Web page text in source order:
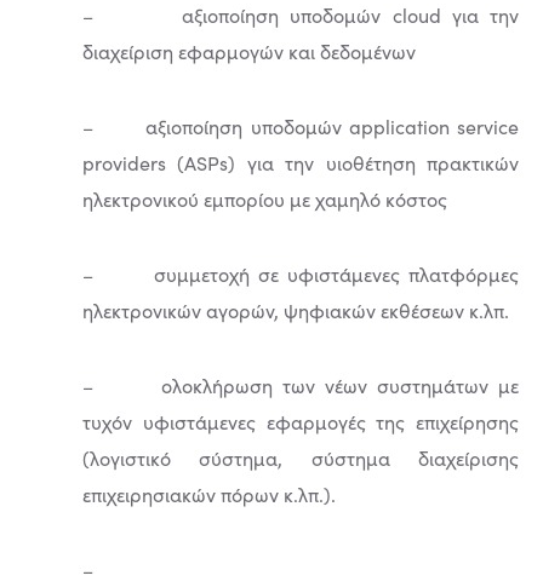
– αξιοποίηση υποδομών cloud για την
διαχείριση εφαρμογών και δεδομένων
– αξιοποίηση υποδομών application service
providers (ASPs) για την υιοθέτηση πρακτικών
ηλεκτρονικού εμπορίου με χαμηλό κόστος
– συμμετοχή σε υφιστάμενες πλατφόρμες
ηλεκτρονικών αγορών, ψηφιακών εκθέσεων κ.λπ.
– ολοκλήρωση των νέων συστημάτων με
τυχόν υφιστάμενες εφαρμογές της επιχείρησης
(λογιστικό σύστημα, σύστημα διαχείρισης
επιχειρησιακών πόρων κ.λπ.).
–